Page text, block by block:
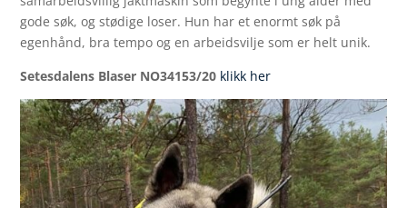
gode søk, og stødige loser. Hun har et enormt søk på
egenhånd, bra tempo og en arbeidsvilje som er helt unik.
Setesdalens Blaser NO34153/20 klikk her